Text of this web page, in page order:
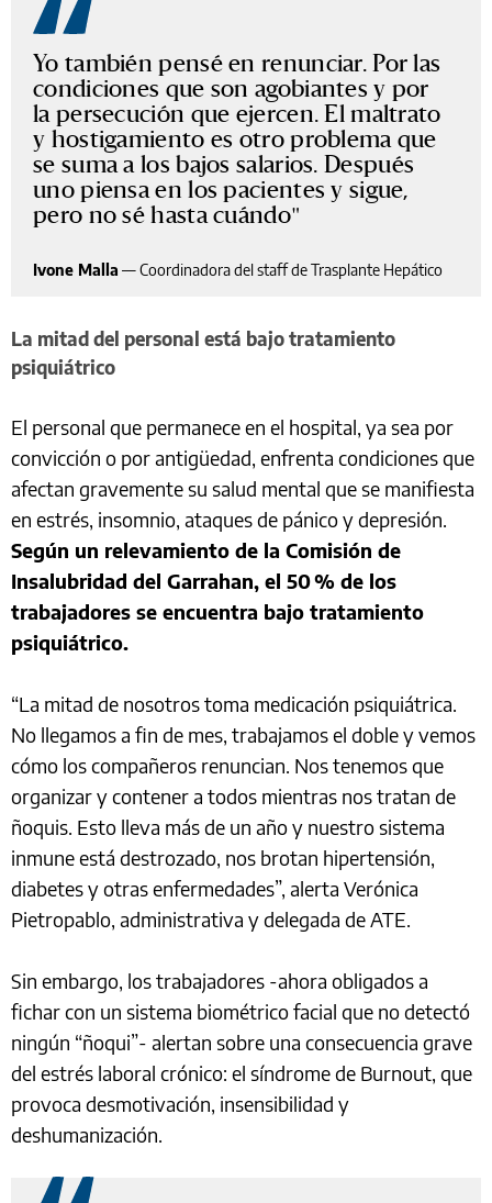
Yo también pensé en renunciar. Por las
condiciones que son agobiantes y por
la persecución que ejercen. El maltrato
y hostigamiento es otro problema que
se suma a los bajos salarios. Después
uno piensa en los pacientes y sigue,
pero no sé hasta cuándo
Ivone Malla —Coordinadora del staff de Trasplante Hepático
La mitad del personal está bajo tratamiento
psiquiátrico
El personal que permanece en el hospital, ya sea por
convicción o por antigüedad, enfrenta condiciones que
afectan gravemente su salud mental que se manifiesta
en estrés, insomnio, ataques de pánico y depresión.
Según un relevamiento de la Comisión de
Insalubridad del Garrahan, el 50 % de los
trabajadores se encuentra bajo tratamiento
psiquiátrico.
“La mitad de nosotros toma medicación psiquiátrica.
No llegamos a fin de mes, trabajamos el doble y vemos
cómo los compañeros renuncian. Nos tenemos que
organizar y contener a todos mientras nos tratan de
ñoquis. Esto lleva más de un año y nuestro sistema
inmune está destrozado, nos brotan hipertensión,
diabetes y otras enfermedades”, alerta Verónica
Pietropablo, administrativa y delegada de ATE.
Sin embargo, los trabajadores -ahora obligados a
fichar con un sistema biométrico facial que no detectó
ningún “ñoqui”- alertan sobre una consecuencia grave
del estrés laboral crónico: el síndrome de Burnout, que
provoca desmotivación, insensibilidad y
deshumanización.